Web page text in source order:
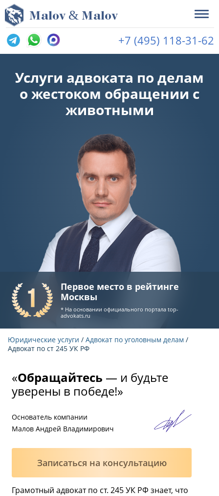
Malov & Malov
+7 (495) 118-31-62
Услуги адвоката по делам
о жестоком обращении с
животными
Первое место в рейтинге
Москвы
* На основании официального порталаtop-
advokats.ru
Юридические услуги / Адвокат по уголовным делам /
Адвокат по ст 245 УК РФ
«Обращайтесь — и будьте
уверены в победе!»
Основатель компании
Малов Андрей Владимирович
Записаться на консультацию
Грамотный адвокат по ст. 245 УК РФ знает, что